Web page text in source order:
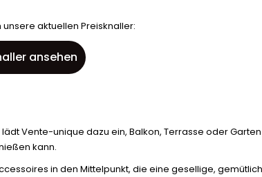
aktuellen Preisknaller:
ansehen
Vente-unique dazu ein, Balkon, Terrasse oder
kann.
in den Mittelpunkt, die eine gesellige,